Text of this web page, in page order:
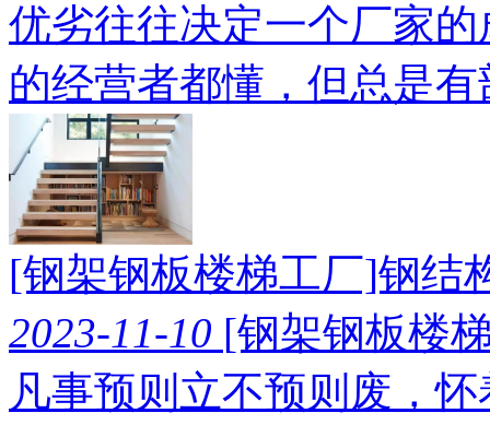
优劣往往决定一个厂家
的经营者都懂，但总是
[钢架钢板楼梯工厂]钢结
2023-11-10 [钢架钢板楼
凡事预则立不预则废，